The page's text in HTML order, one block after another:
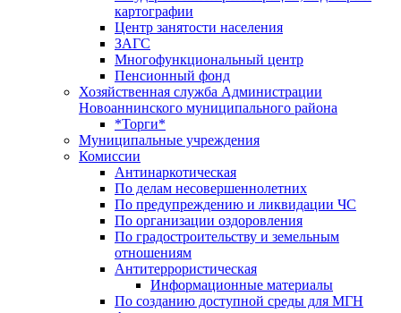
картографии
Центр занятоcти населения
ЗАГС
Многофункциональный центр
Пенсионный фонд
Хозяйственная служба Администрации
Новоаннинского муниципального района
*Торги*
Муниципальные учреждения
Комиссии
Антинаркотическая
По делам несовершеннолетних
По предупреждению и ликвидации ЧС
По организации оздоровления
По градостроительству и земельным
отношениям
Антитеррористическая
Информационные материалы
По созданию доступной среды для МГН